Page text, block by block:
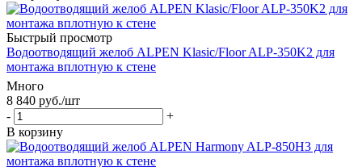
Быстрый просмотр
Водоотводящий желоб ALPEN Klasic/Floor ALP-350K2 для
монтажа вплотную к стене
Много
8 840 руб./шт
-
+
В корзину